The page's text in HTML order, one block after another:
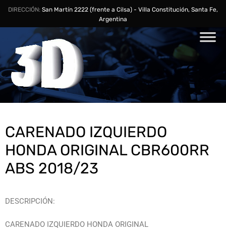
DIRECCIÓN: San Martín 2222 (frente a Cilsa) - Villa Constitución, Santa Fe,
Argentina
CARENADO IZQUIERDO
HONDA ORIGINAL CBR600RR
ABS 2018/23
DESCRIPCIÓN:
CARENADO IZQUIERDO HONDA ORIGINAL